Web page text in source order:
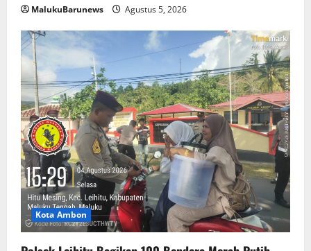
MalukuBarunews Agustus 5, 2026
Kota Ambon